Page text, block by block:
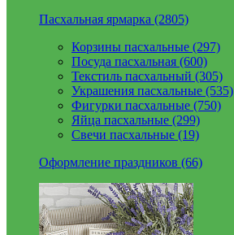
Пасхальная ярмарка (2805)
Корзины пасхальные (297)
Посуда пасхальная (600)
Текстиль пасхальный (305)
Украшения пасхальные (535)
Фигурки пасхальные (750)
Яйца пасхальные (299)
Свечи пасхальные (19)
Оформление праздников (66)